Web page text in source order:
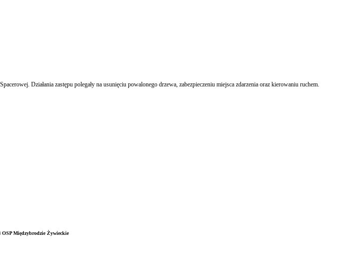
Działania zastępu polegały na usunięciu powalonego drzewa, zabezpieczeniu miejsca zdarzenia oraz kierowaniu ruchem.
Międzybrodzie Żywieckie